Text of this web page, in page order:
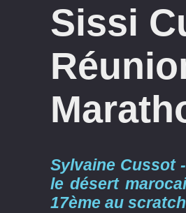
Sissi
Sylvaine Cussot
le désert
17ème au